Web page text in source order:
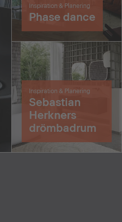
Inspiration & Planering
Sebastian
Herkners
drömbadrum
Inspiration & Planering
Phase dance